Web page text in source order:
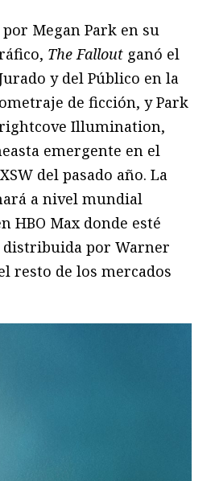
Megan Park en su
The Fallout ganó el
y del Público en la
de ficción, y Park
Illumination,
emergente en el
del pasado año. La
a nivel mundial
HBO Max donde esté
distribuida por Warner
resto de los mercados